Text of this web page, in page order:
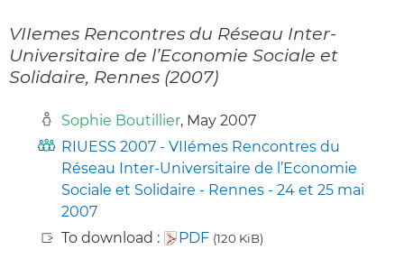
VIIemes Rencontres du Réseau Inter-
Universitaire de l’Economie Sociale et
Solidaire, Rennes (2007)
Sophie Boutillier, May 2007
RIUESS 2007 - VIIémes Rencontres du
Réseau Inter-Universitaire de l’Economie
Sociale et Solidaire - Rennes - 24 et 25 mai
2007
To download :
PDF (120 KiB)